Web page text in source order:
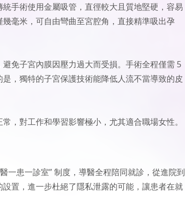
手術使用金屬吸管，直徑較大且質地堅硬，容易
毫米，可自由彎曲至宮腔角，直接精準吸出孕
免子宮內膜因壓力過大而受損。手術全程僅需 5
，獨特的子宮保護技術能降低人流不當導致的皮
，對工作和學習影響極小，尤其適合職場女性。
一患一診室” 制度，導醫全程陪同就診，從進院到
置，進一步杜絕了隱私泄露的可能，讓患者在就